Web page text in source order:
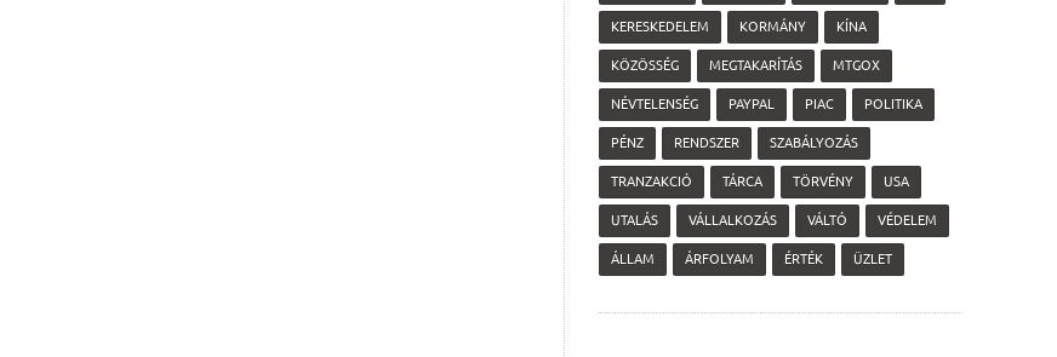
KERESKEDELEM KORMÁNY KÍNA
KÖZÖSSÉG MEGTAKARÍTÁS MTGOX
NÉVTELENSÉG PAYPAL PIAC POLITIKA
PÉNZ RENDSZER SZABÁLYOZÁS
TRANZAKCIÓ TÁRCA TÖRVÉNY USA
UTALÁS VÁLLALKOZÁS VÁLTÓ VÉDELEM
ÁLLAM ÁRFOLYAM ÉRTÉK ÜZLET